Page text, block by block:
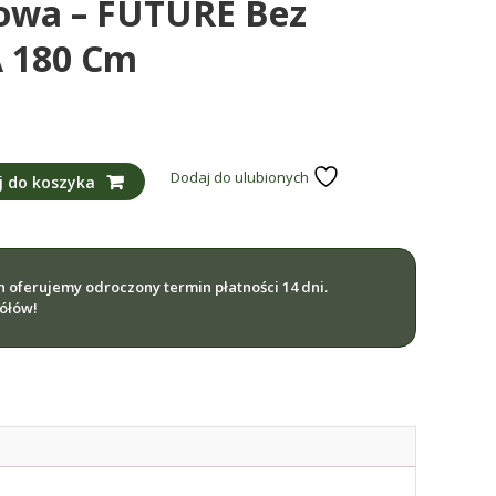
– FUTURE Bez
Cm
do koszyka Dodaj do ulubionych
odroczony termin płatności 14 dni.